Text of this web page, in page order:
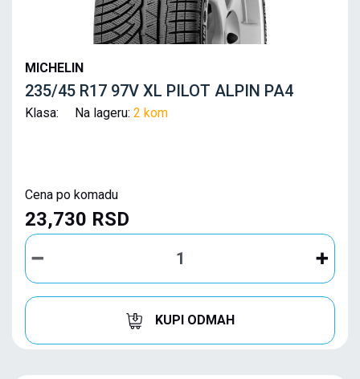
MICHELIN
235/45 R17 97V XL PILOT ALPIN PA4
Klasa: Na lageru: 2 kom
Cena po komadu
23,730 RSD
KUPI ODMAH